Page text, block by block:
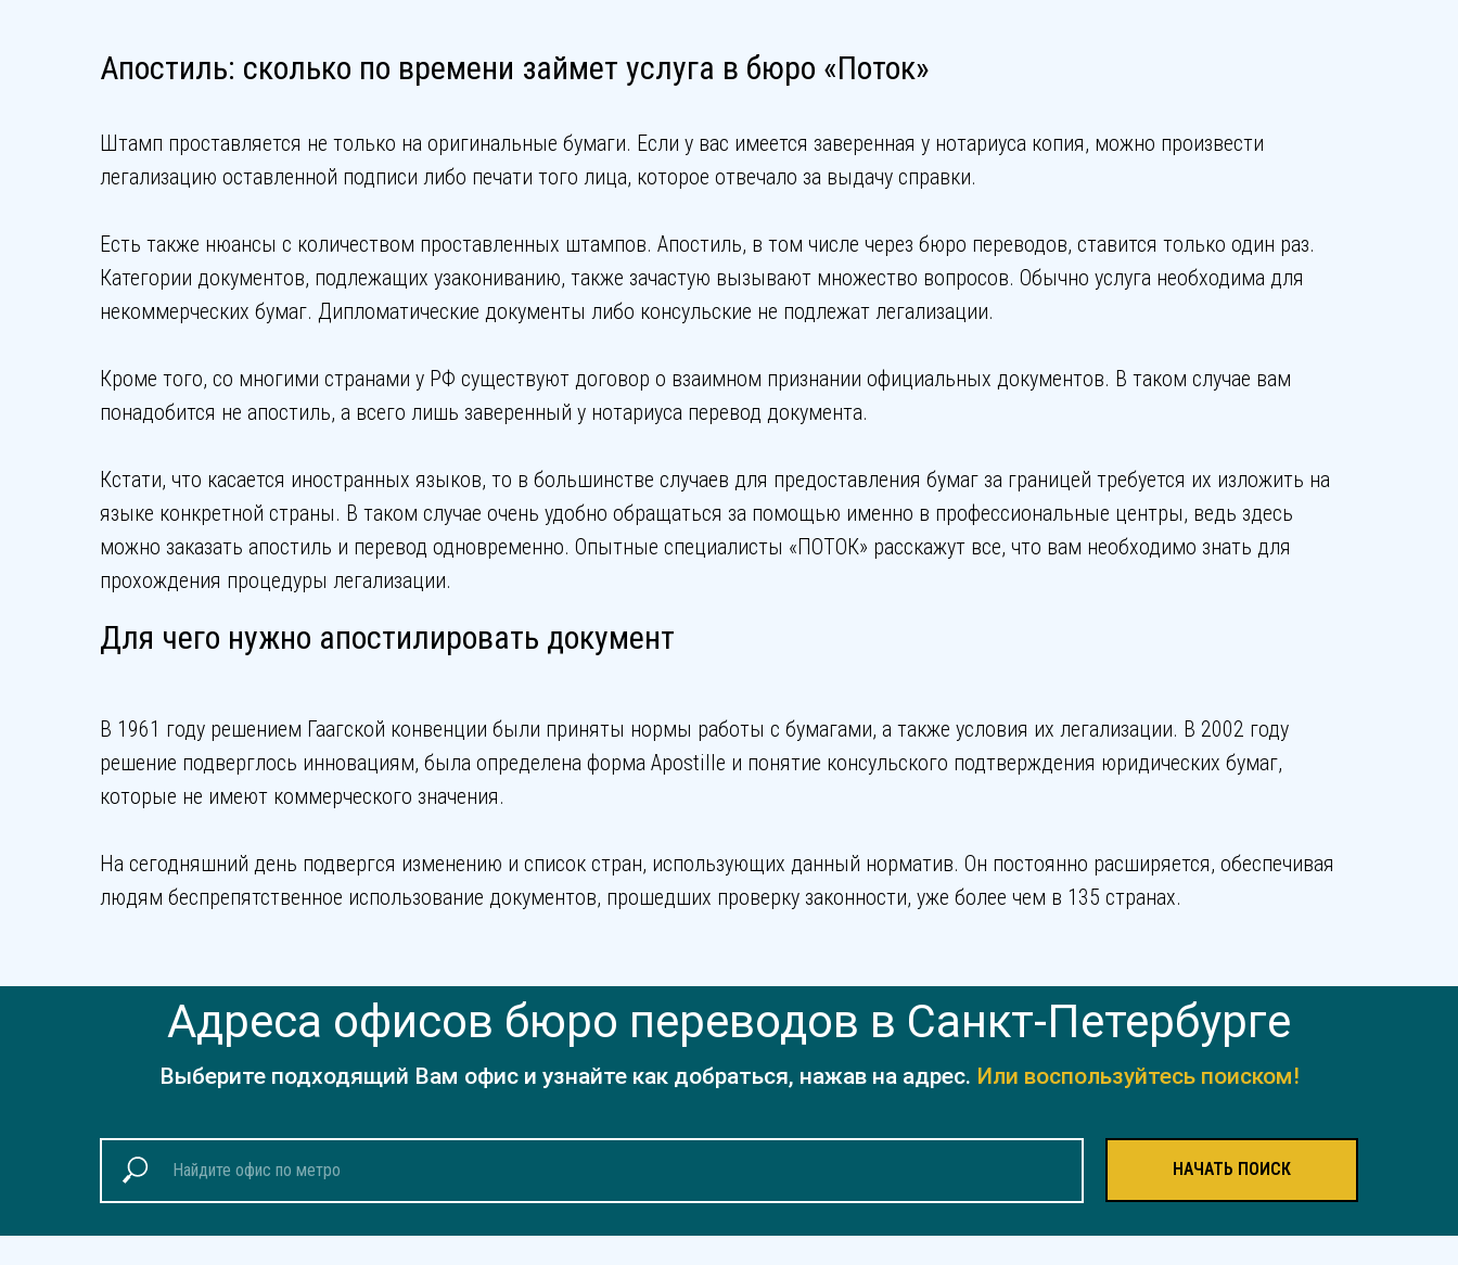
Апостиль: сколько по времени займет услуга в бюро «Поток»
Штамп проставляется не только на оригинальные бумаги. Если у вас имеется заверенная у нотариуса копия, можно произвести
легализацию оставленной подписи либо печати того лица, которое отвечало за выдачу справки.
Есть также нюансы с количеством проставленных штампов. Апостиль, в том числе через бюро переводов, ставится только один раз.
Категории документов, подлежащих узакониванию, также зачастую вызывают множество вопросов. Обычно услуга необходима для
некоммерческих бумаг. Дипломатические документы либо консульские не подлежат легализации.
Кроме того, со многими странами у РФ существуют договор о взаимном признании официальных документов. В таком случае вам
понадобится не апостиль, а всего лишь заверенный у нотариуса перевод документа.
Кстати, что касается иностранных языков, то в большинстве случаев для предоставления бумаг за границей требуется их изложить на
языке конкретной страны. В таком случае очень удобно обращаться за помощью именно в профессиональные центры, ведь здесь
можно заказать апостиль и перевод одновременно. Опытные специалисты «ПОТОК» расскажут все, что вам необходимо знать для
прохождения процедуры легализации.
Для чего нужно апостилировать документ
В 1961 году решением Гаагской конвенции были приняты нормы работы с бумагами, а также условия их легализации. В 2002 году
решение подверглось инновациям, была определена форма Apostille и понятие консульского подтверждения юридических бумаг,
которые не имеют коммерческого значения.
На сегодняшний день подвергся изменению и список стран, использующих данный норматив. Он постоянно расширяется, обеспечивая
людям беспрепятственное использование документов, прошедших проверку законности, уже более чем в 135 странах.
Адреса офисов бюро переводов в Санкт-Петербурге
Выберите подходящий Вам офис и узнайте как добраться, нажав на адрес. Или воспользуйтесь поиском!
НАЧАТЬ ПОИСК